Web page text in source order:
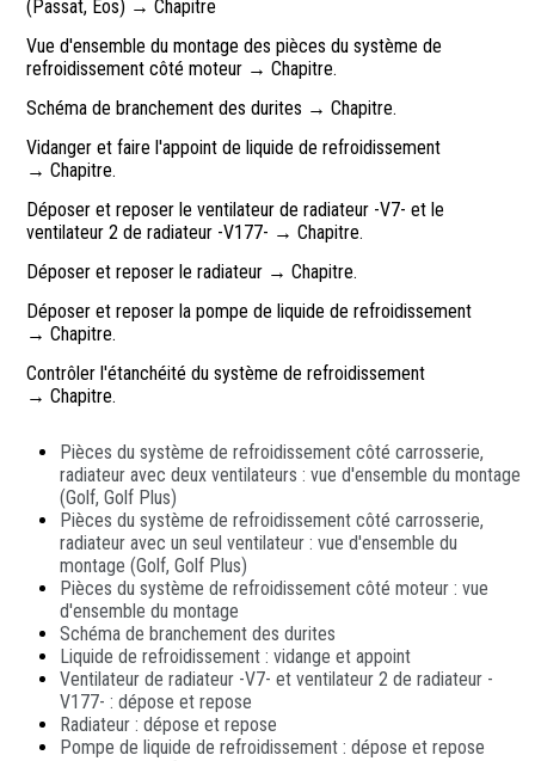
(Passat, Eos) → Chapitre
Vue d'ensemble du montage des pièces du système de
refroidissement côté moteur → Chapitre.
Schéma de branchement des durites → Chapitre.
Vidanger et faire l'appoint de liquide de refroidissement
→ Chapitre.
Déposer et reposer le ventilateur de radiateur -V7- et le
ventilateur 2 de radiateur -V177- → Chapitre.
Déposer et reposer le radiateur → Chapitre.
Déposer et reposer la pompe de liquide de refroidissement
→ Chapitre.
Contrôler l'étanchéité du système de refroidissement
→ Chapitre.
Pièces du système de refroidissement côté carrosserie,
radiateur avec deux ventilateurs : vue d'ensemble du montage
(Golf, Golf Plus)
Pièces du système de refroidissement côté carrosserie,
radiateur avec un seul ventilateur : vue d'ensemble du
montage (Golf, Golf Plus)
Pièces du système de refroidissement côté moteur : vue
d'ensemble du montage
Schéma de branchement des durites
Liquide de refroidissement : vidange et appoint
Ventilateur de radiateur -V7- et ventilateur 2 de radiateur -
V177- : dépose et repose
Radiateur : dépose et repose
Pompe de liquide de refroidissement : dépose et repose